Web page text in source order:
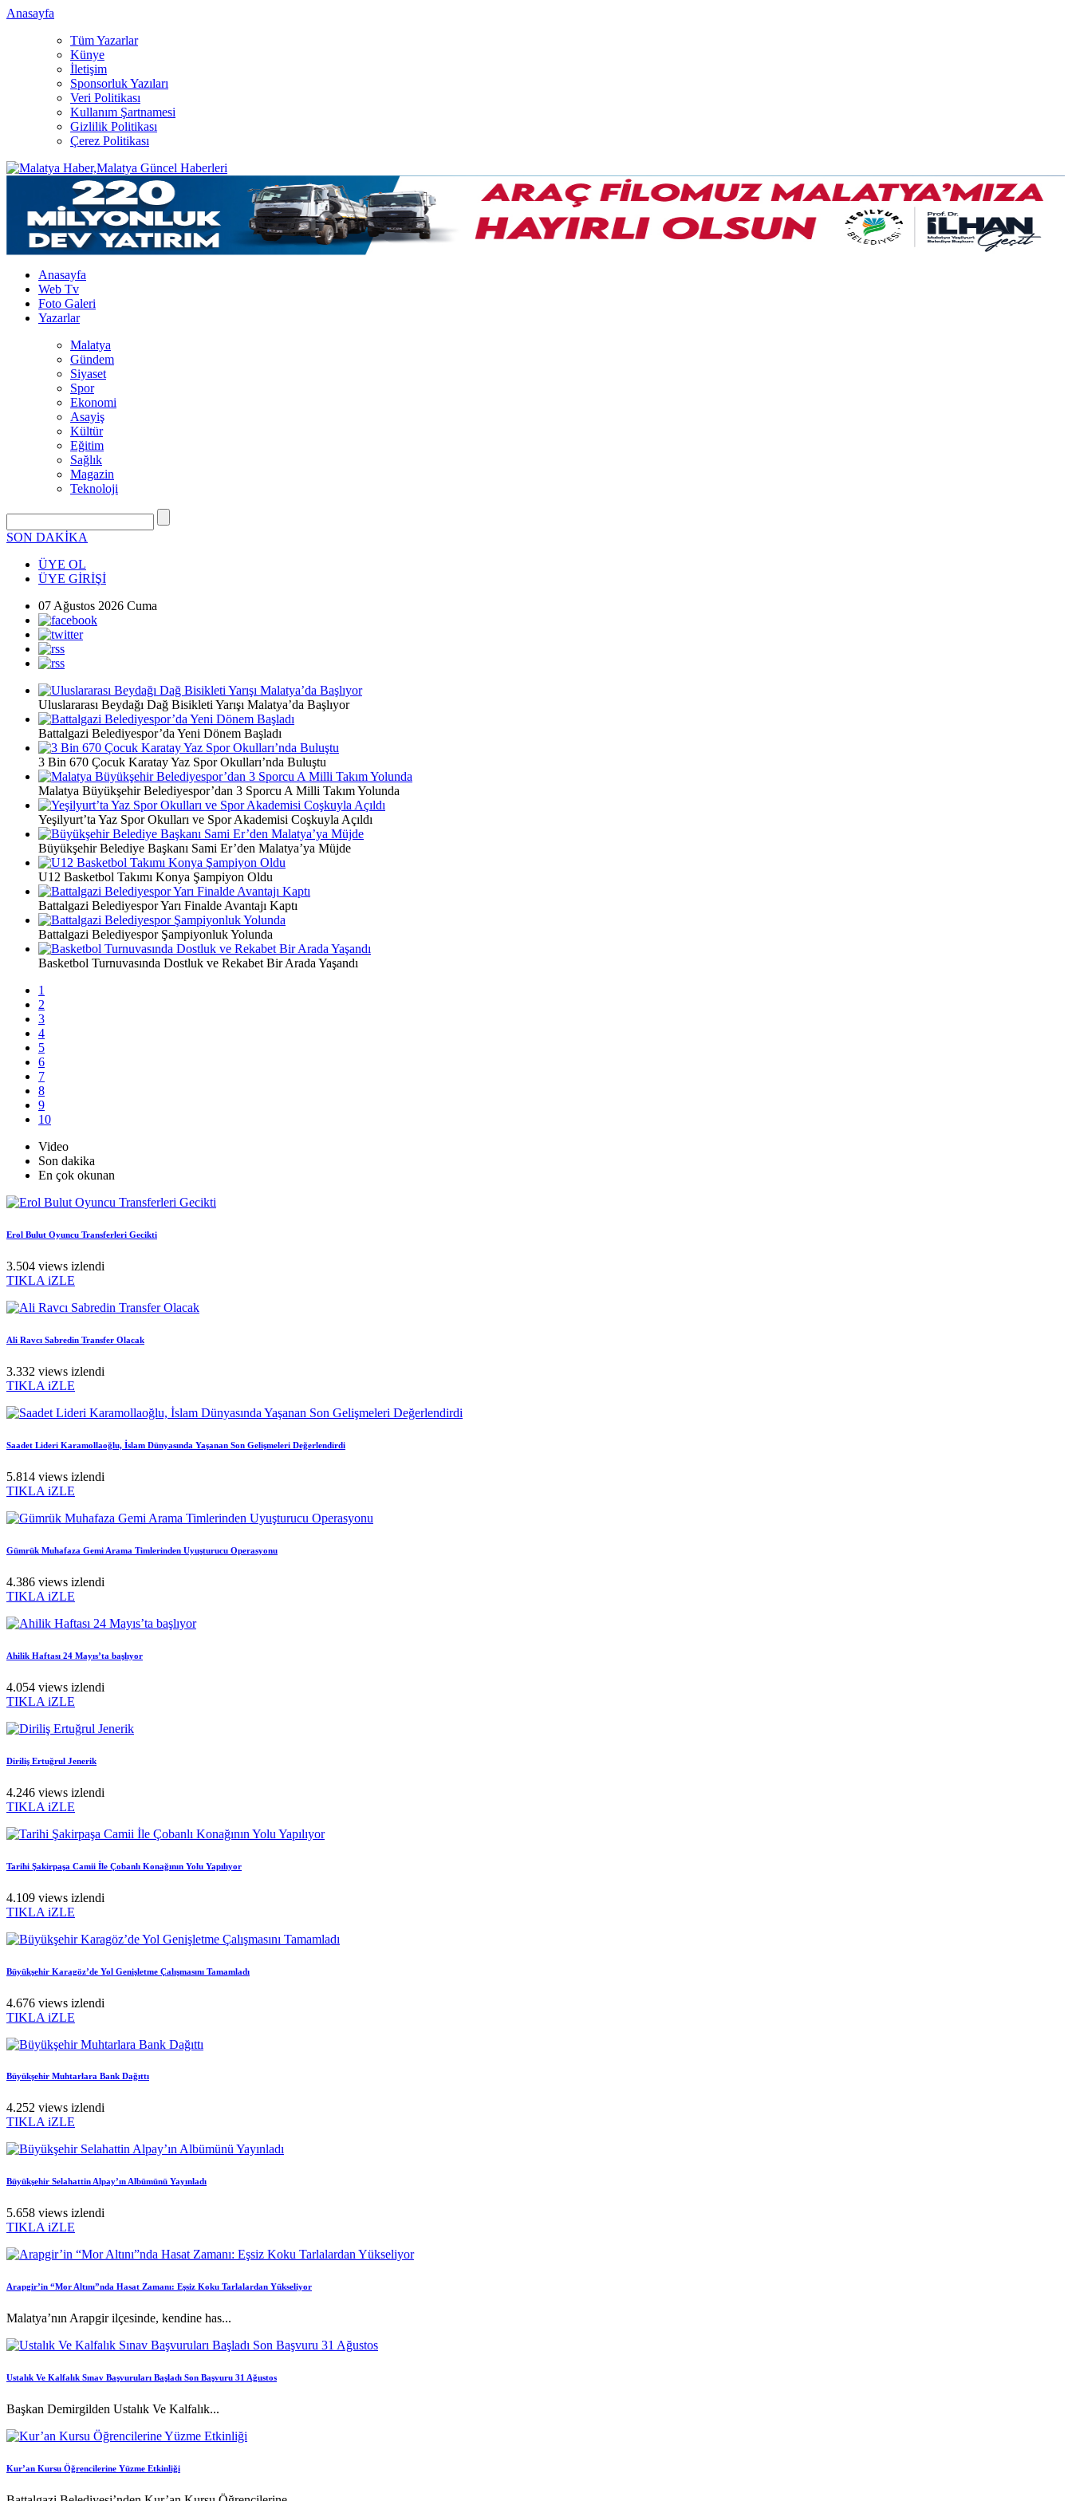
Anasayfa
Tüm Yazarlar
Künye
İletişim
Sponsorluk Yazıları
Veri Politikası
Kullanım Şartnamesi
Gizlilik Politikası
Çerez Politikası
Anasayfa
Web Tv
Foto Galeri
Yazarlar
Malatya
Gündem
Siyaset
Spor
Ekonomi
Asayiş
Kültür
Eğitim
Sağlık
Magazin
Teknoloji
SON DAKİKA
ÜYE OL
ÜYE GİRİŞİ
07 Ağustos 2026 Cuma
Uluslararası Beydağı Dağ Bisikleti Yarışı Malatya’da Başlıyor
Battalgazi Belediyespor’da Yeni Dönem Başladı
3 Bin 670 Çocuk Karatay Yaz Spor Okulları’nda Buluştu
Malatya Büyükşehir Belediyespor’dan 3 Sporcu A Milli Takım Yolunda
Yeşilyurt’ta Yaz Spor Okulları ve Spor Akademisi Coşkuyla Açıldı
Büyükşehir Belediye Başkanı Sami Er’den Malatya’ya Müjde
U12 Basketbol Takımı Konya Şampiyon Oldu
Battalgazi Belediyespor Yarı Finalde Avantajı Kaptı
Battalgazi Belediyespor Şampiyonluk Yolunda
Basketbol Turnuvasında Dostluk ve Rekabet Bir Arada Yaşandı
1
2
3
4
5
6
7
8
9
10
Video
Son dakika
En çok okunan
Erol Bulut Oyuncu Transferleri Gecikti
3.504 views izlendi
TIKLA iZLE
Ali Ravcı Sabredin Transfer Olacak
3.332 views izlendi
TIKLA iZLE
Saadet Lideri Karamollaoğlu, İslam Dünyasında Yaşanan Son Gelişmeleri Değerlendirdi
5.814 views izlendi
TIKLA iZLE
Gümrük Muhafaza Gemi Arama Timlerinden Uyuşturucu Operasyonu
4.386 views izlendi
TIKLA iZLE
Ahilik Haftası 24 Mayıs’ta başlıyor
4.054 views izlendi
TIKLA iZLE
Diriliş Ertuğrul Jenerik
4.246 views izlendi
TIKLA iZLE
Tarihi Şakirpaşa Camii İle Çobanlı Konağının Yolu Yapılıyor
4.109 views izlendi
TIKLA iZLE
Büyükşehir Karagöz’de Yol Genişletme Çalışmasını Tamamladı
4.676 views izlendi
TIKLA iZLE
Büyükşehir Muhtarlara Bank Dağıttı
4.252 views izlendi
TIKLA iZLE
Büyükşehir Selahattin Alpay’ın Albümünü Yayınladı
5.658 views izlendi
TIKLA iZLE
Arapgir’in “Mor Altını”nda Hasat Zamanı: Eşsiz Koku Tarlalardan Yükseliyor
Malatya’nın Arapgir ilçesinde, kendine has...
Ustalık Ve Kalfalık Sınav Başvuruları Başladı Son Başvuru 31 Ağustos
Başkan Demirgilden Ustalık Ve Kalfalık...
Kur’an Kursu Öğrencilerine Yüzme Etkinliği